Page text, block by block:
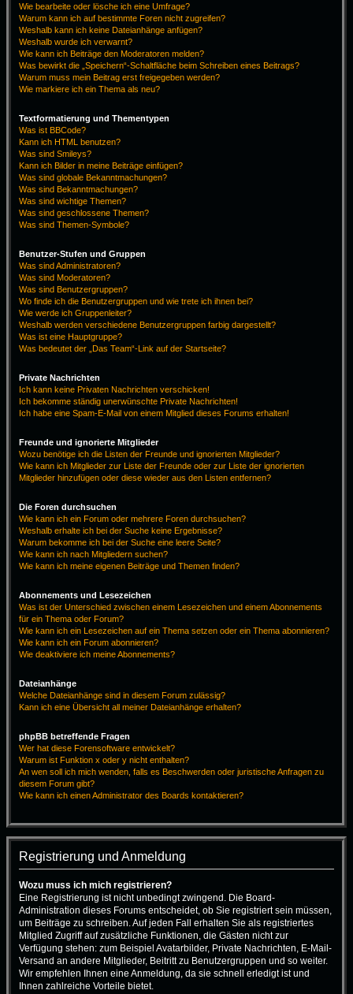
Wie bearbeite oder lösche ich eine Umfrage?
Warum kann ich auf bestimmte Foren nicht zugreifen?
Weshalb kann ich keine Dateianhänge anfügen?
Weshalb wurde ich verwarnt?
Wie kann ich Beiträge den Moderatoren melden?
Was bewirkt die „Speichern“-Schaltfläche beim Schreiben eines Beitrags?
Warum muss mein Beitrag erst freigegeben werden?
Wie markiere ich ein Thema als neu?
Textformatierung und Thementypen
Was ist BBCode?
Kann ich HTML benutzen?
Was sind Smileys?
Kann ich Bilder in meine Beiträge einfügen?
Was sind globale Bekanntmachungen?
Was sind Bekanntmachungen?
Was sind wichtige Themen?
Was sind geschlossene Themen?
Was sind Themen-Symbole?
Benutzer-Stufen und Gruppen
Was sind Administratoren?
Was sind Moderatoren?
Was sind Benutzergruppen?
Wo finde ich die Benutzergruppen und wie trete ich ihnen bei?
Wie werde ich Gruppenleiter?
Weshalb werden verschiedene Benutzergruppen farbig dargestellt?
Was ist eine Hauptgruppe?
Was bedeutet der „Das Team“-Link auf der Startseite?
Private Nachrichten
Ich kann keine Privaten Nachrichten verschicken!
Ich bekomme ständig unerwünschte Private Nachrichten!
Ich habe eine Spam-E-Mail von einem Mitglied dieses Forums erhalten!
Freunde und ignorierte Mitglieder
Wozu benötige ich die Listen der Freunde und ignorierten Mitglieder?
Wie kann ich Mitglieder zur Liste der Freunde oder zur Liste der ignorierten
Mitglieder hinzufügen oder diese wieder aus den Listen entfernen?
Die Foren durchsuchen
Wie kann ich ein Forum oder mehrere Foren durchsuchen?
Weshalb erhalte ich bei der Suche keine Ergebnisse?
Warum bekomme ich bei der Suche eine leere Seite?
Wie kann ich nach Mitgliedern suchen?
Wie kann ich meine eigenen Beiträge und Themen finden?
Abonnements und Lesezeichen
Was ist der Unterschied zwischen einem Lesezeichen und einem Abonnements
für ein Thema oder Forum?
Wie kann ich ein Lesezeichen auf ein Thema setzen oder ein Thema abonnieren?
Wie kann ich ein Forum abonnieren?
Wie deaktiviere ich meine Abonnements?
Dateianhänge
Welche Dateianhänge sind in diesem Forum zulässig?
Kann ich eine Übersicht all meiner Dateianhänge erhalten?
phpBB betreffende Fragen
Wer hat diese Forensoftware entwickelt?
Warum ist Funktion x oder y nicht enthalten?
An wen soll ich mich wenden, falls es Beschwerden oder juristische Anfragen zu
diesem Forum gibt?
Wie kann ich einen Administrator des Boards kontaktieren?
Registrierung und Anmeldung
Wozu muss ich mich registrieren?
Eine Registrierung ist nicht unbedingt zwingend. Die Board-
Administration dieses Forums entscheidet, ob Sie registriert sein müssen,
um Beiträge zu schreiben. Auf jeden Fall erhalten Sie als registriertes
Mitglied Zugriff auf zusätzliche Funktionen, die Gästen nicht zur
Verfügung stehen: zum Beispiel Avatarbilder, Private Nachrichten, E-Mail-
Versand an andere Mitglieder, Beitritt zu Benutzergruppen und so weiter.
Wir empfehlen Ihnen eine Anmeldung, da sie schnell erledigt ist und
Ihnen zahlreiche Vorteile bietet.